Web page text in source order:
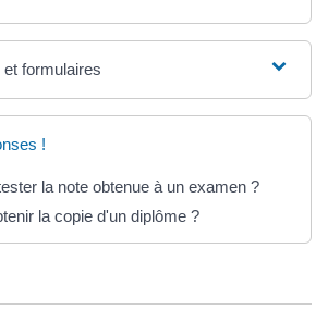
formulaires
!
la note obtenue à un examen ?
la copie d'un diplôme ?